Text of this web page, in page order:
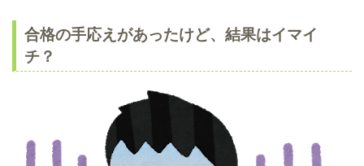
合格の手応えがあったけど、結果はイマイ
チ？